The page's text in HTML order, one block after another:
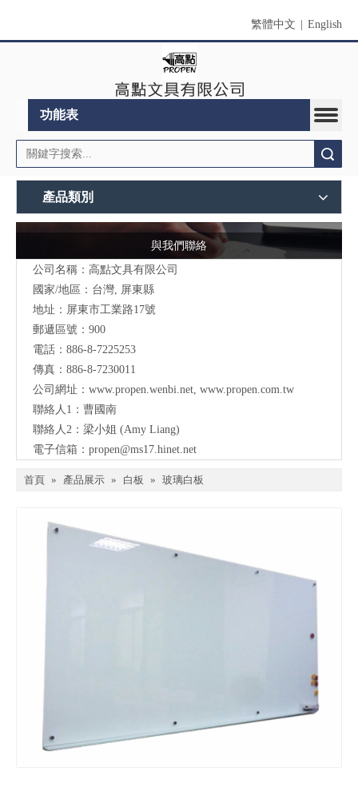
繁體中文 English
功能表
產品類別
與我們聯絡
公司名稱：高點文具有限公司
國家/地區：台灣, 屏東縣
地址： 屏東市工業路17號
郵遞區號：900
電話：886-8-7225253
傳真：886-8-7230011
公司網址： www.propen.wenbi.net www.propen.com.tw
聯絡人1：曹國南
聯絡人2：梁小姐 (Amy Liang)
電子信箱： propen@ms17.hinet.net
首頁 » 產品展示 » 白板 » 玻璃白板